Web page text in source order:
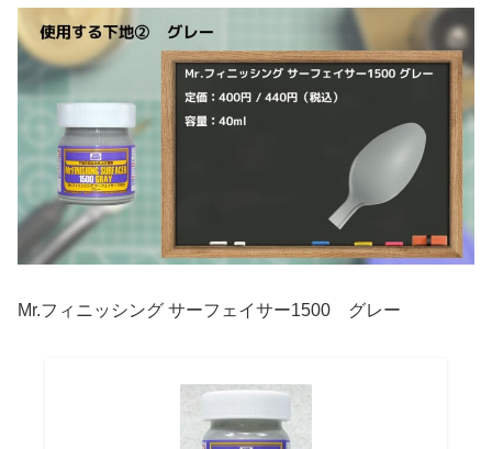
Mr.フィニッシング サーフェイサー1500 グレー